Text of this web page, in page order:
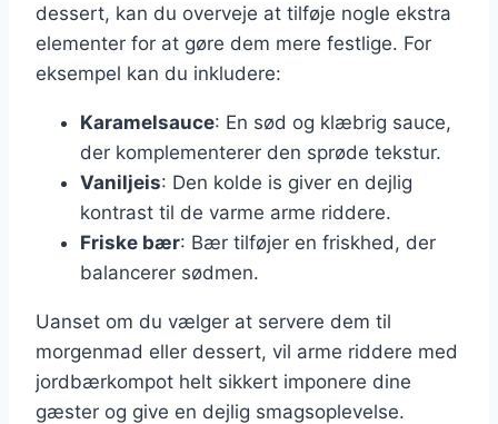
dessert, kan du overveje at tilføje nogle ekstra
elementer for at gøre dem mere festlige. For
eksempel kan du inkludere:
Karamelsauce: En sød og klæbrig sauce,
der komplementerer den sprøde tekstur.
Vaniljeis: Den kolde is giver en dejlig
kontrast til de varme arme riddere.
Friske bær: Bær tilføjer en friskhed, der
balancerer sødmen.
Uanset om du vælger at servere dem til
morgenmad eller dessert, vil arme riddere med
jordbærkompot helt sikkert imponere dine
gæster og give en dejlig smagsoplevelse.